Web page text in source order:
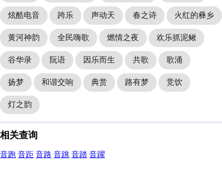
炫酷电音 跨乐 声动天 春之诗 火红的彝乡
黄河神韵 全民嗨歌 燃情之夜 欢乐抓泥鳅
谷华录 阮语 因乐而生 共歌 歌涌
扬梦 和谐交响 典赏 路有梦 竞饮
灯之韵
相关查询
音跑 音距 音路 音跳 音踏 音躍